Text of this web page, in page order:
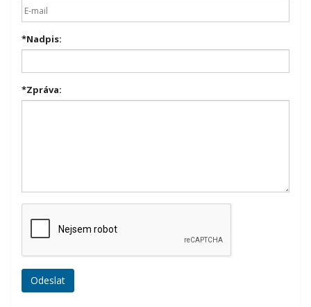
*Nadpis:
*Zpráva: